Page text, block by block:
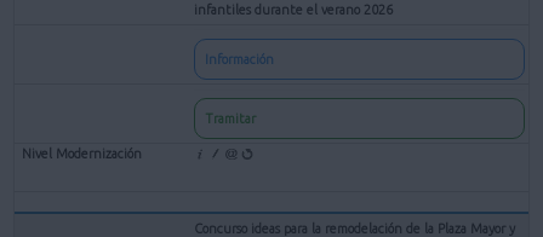
infantiles durante el verano 2026
Información
Tramitar
Concurso ideas para la remodelación de la Plaza Mayor y